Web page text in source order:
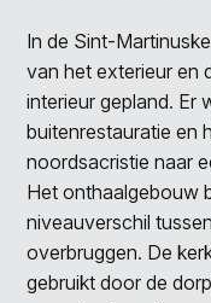
In de Sint-
van het exterieur en
interieur gepland. Er
buitenrestauratie en
noordsacristie naar
Het onthaalgebouw
niveauverschil
overbruggen. De
gebruikt door de